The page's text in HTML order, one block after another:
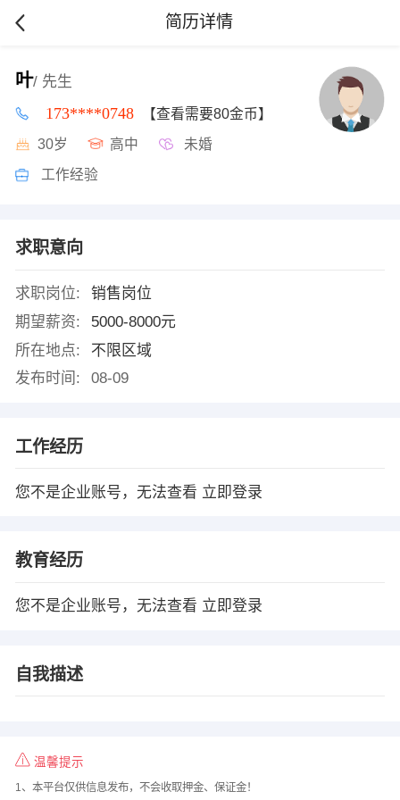
简历详情
叶/ 先生
173****0748 【查看需要80金币】
30岁 高中 未婚
工作经验
求职意向
求职岗位:
销售岗位
期望薪资:
5000-8000元
所在地点:
不限区域
发布时间:
08-09
工作经历
您不是企业账号，无法查看 立即登录
教育经历
您不是企业账号，无法查看 立即登录
自我描述
温馨提示
1、本平台仅供信息发布，不会收取押金、保证金！